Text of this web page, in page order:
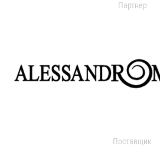
Партнер
Поставщик